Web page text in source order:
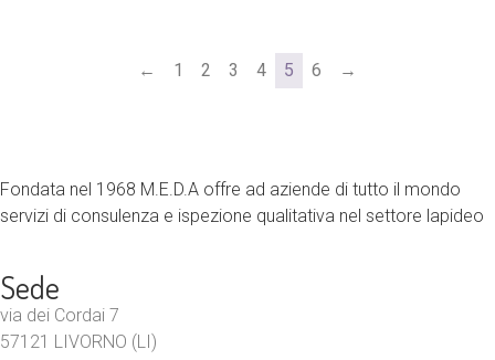
← 1 2 3 4 5 6 →
Fondata nel 1968 M.E.D.A offre ad aziende di tutto il mondo
servizi di consulenza e ispezione qualitativa nel settore lapideo
Sede
via dei Cordai 7
57121 LIVORNO (LI)